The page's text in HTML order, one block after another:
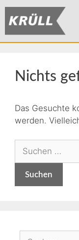
Nichts
Das Gesuchte
werden.